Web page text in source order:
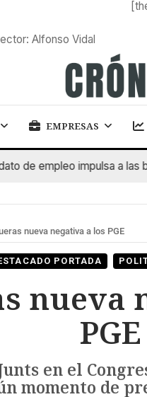
Alfonso Vidal
EMPRESAS
empleo impulsa a las
nueva negativa a los PGE
PORTADA
nueva
PGE
en el
momento de